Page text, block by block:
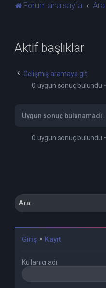
Forum ana sayfa Ara
Aktif başlıklar
Gelişmiş aramaya git
0 uygun sonuç bulundu •
Uygun sonuç bulunamadı.
0 uygun sonuç bulundu •
Giriş • Kayıt
Kullanıcı adı: